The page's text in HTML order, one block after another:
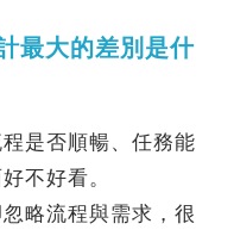
最大的差別是什
是否順暢、任務能
不好看。
略流程與需求，很